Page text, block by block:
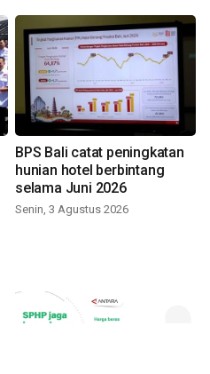
BPS Bali catat peningkatan
hunian hotel berbintang
selama Juni 2026
Senin, 3 Agustus 2026